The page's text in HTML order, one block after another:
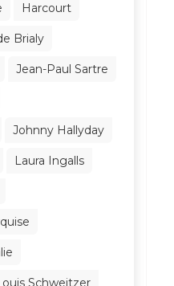
Harcourt
Brialy
Jean-Paul Sartre
Johnny Hallyday
Laura Ingalls
Schweitzer